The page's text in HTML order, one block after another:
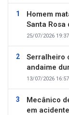
Homem
Santa Rosa
25/07/2026 19:37
Serralheiro
andaime
13/07/2026 16:57
Mecânico
em